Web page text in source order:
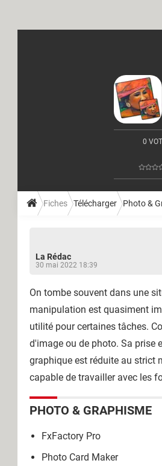
0
Fiches Télécharger Photo &
La Rédac
30 mai 2022 18:39
On tombe souvent dans une
manipulation est quasiment
utilité pour certaines tâches.
d'image ou de photo. Sa prise
graphique est réduite au strict
capable de travailler avec les
PHOTO & GRAPHISME
FxFactory Pro
Photo Card Maker